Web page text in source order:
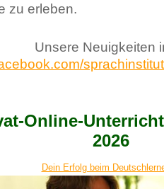
zu erleben.
Unsere Neuigkeiten
Online-
2026
Dein Erfolg beim